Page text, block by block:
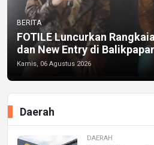
BERITA
FOTILE Luncurkan
dan New Entry di
Kamis, 06 Agustus 2026
Daerah
DAERAH